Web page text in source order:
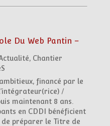
Du Web Pantin –
, Chantier
financé par le
/
maintenant 8 ans.
en CDDI bénéficient
de préparer le Titre de